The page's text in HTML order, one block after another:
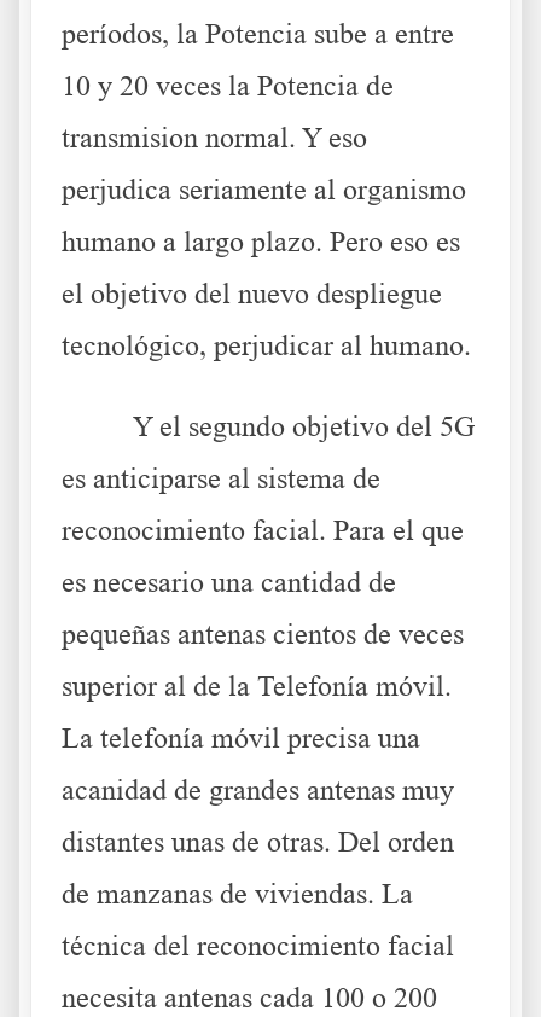
períodos, la Potencia sube a entre
10 y 20 veces la Potencia de
transmision normal. Y eso
perjudica seriamente al organismo
humano a largo plazo. Pero eso es
el objetivo del nuevo despliegue
tecnológico, perjudicar al humano.
Y el segundo objetivo del 5G
es anticiparse al sistema de
reconocimiento facial. Para el que
es necesario una cantidad de
pequeñas antenas cientos de veces
superior al de la Telefonía móvil.
La telefonía móvil precisa una
acanidad de grandes antenas muy
distantes unas de otras. Del orden
de manzanas de viviendas. La
técnica del reconocimiento facial
necesita antenas cada 100 o 200